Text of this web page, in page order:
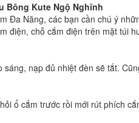
Bông Kute Ngộ Nghĩnh
Đa Năng, các bạn cần chú ý
điện, chỗ cắm điện trên mặt túi
nạp đủ nhiệt đèn sẽ tắt.
ổ cắm trước rồi mới rút phích